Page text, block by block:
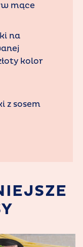
mące
na
kolor
z sosem